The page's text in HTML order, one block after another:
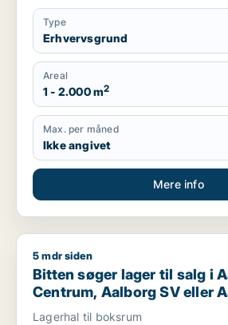
Type
Erhvervsgrund
Areal
1 - 2.000 m2
Max. per måned
Ikke angivet
Mere info
Bitten søger lager til salg i Aalborg
5 mdr siden
Bitten søger lager til salg i
Centrum, Aalborg SV eller
m.fl.
Lagerhal til boksrum